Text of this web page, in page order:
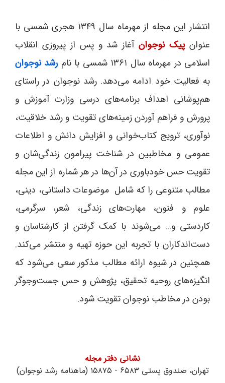
انتشار این مجله از مهرماه سال ۱۳۴۹ هجری شمسی با
عنوانپیک نوجوانآغاز شد و پس از پیروزی انقلاب
اسلامی در مهرماه سال ۱۳۶۱ شمسی با نام
رشد نوجوان
به فعالیت خود ادامه می‌دهد. رشد نوجوان در راستای
هم‌پوشانی اهداف برنامه‌های درسی وزارت آموزش و
پرورش و فراهم آوردن زمینه‌های تقویت و رشد خلاقیت،
نوآوری، ترویج کتاب‌خوانی و افزایش دانش و اطلاعات
عمومی و مخاطبین در شناخت پیرامون زندگی‌شان و
تقویت حس خودباوری در آن‌ها در هر شماره از این مجله
مطالب متنوعی را که شامل موضوعات داستانی، دینی،
علوم و فنون، مهارت‌های زندگی، شعر، سرگرمی،
کاردستی و... می‌شوند با کمک گرفتن از کارشناسان و
دست‌اندکاران با تجربه این حوزه تهیه و منتشر می‌کند.
همچنین در شیوه ارائه مطالب مذکور سعی می‌شود که
انگیزه‌های روحیه تحقیق، پژوهش و حس جست‌و‌جوگر
بودن در مخاطب نوجوان تقویت شود.
نشانی دفتر مجله
تهران، صندوق پستی ۶۵۸۳ - ۱۵۸۷۵ (ماهنامه‌ رشد نوجوان)